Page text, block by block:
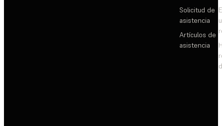
Solicitud de
asistencia
Artículos de
asistencia